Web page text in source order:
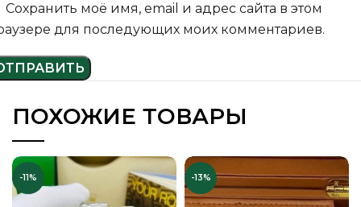
Сохранить моё имя, email и адрес сайта в этом
для последующих моих комментариев.
ПОХОЖИЕ ТОВАРЫ
-11% -13%